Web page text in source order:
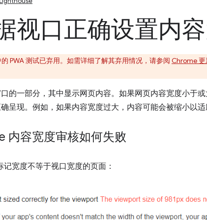
视口正确设置内
的 PWA 测试已弃用。如需详细了解其弃用情况，请参阅 Chrome
的一部分，其中显示网页内容。如果网页内容宽度小于
呈现。例如，如果内容宽度过大，内容可能会被缩小以适
内容宽度审核如何失败
记宽度不等于视口宽度的页面：